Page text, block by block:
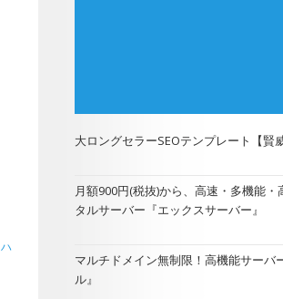
ハ
大ロングセラーSEOテンプレート【賢威
月額900円(税抜)から、高速・多機能・
タルサーバー『エックスサーバー』
マルチドメイン無制限！高機能サーバ
ル』